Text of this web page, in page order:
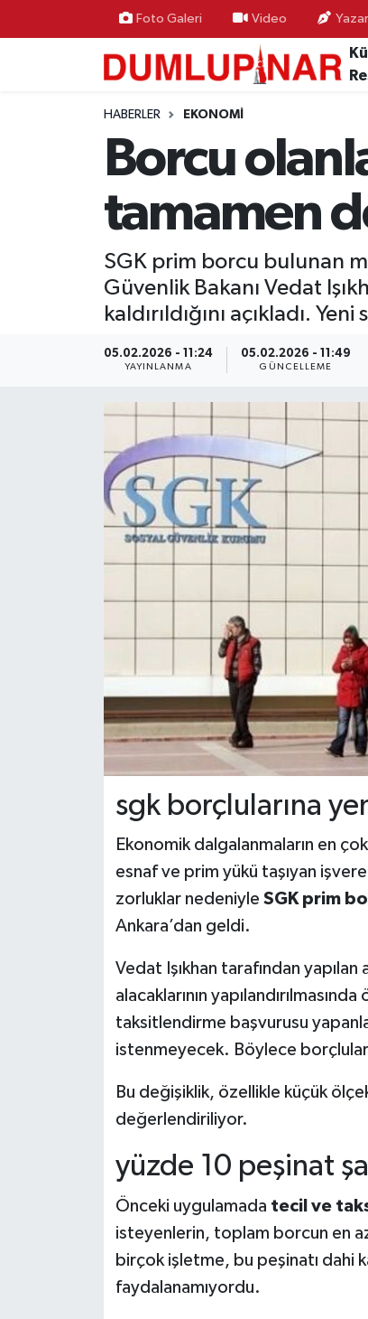
Foto Galeri Video
HABERLER EKONOMI
Borcu
tamamen
SGK prim borcu bulunan
Güvenlik Bakanı Vedat
kaldırıldığını açıkladı.
05.02.2026 - 11:24
YAYINLANMA
05.02.2026 - 11:49
GÜNCELLEME
sgk borçlularına
Ekonomik dalgalanmaların en
esnaf ve prim yükü taşıyan
zorluklar nedeniyle SGK prim
Ankara’dan geldi.
Vedat Işıkhan tarafından yapılan
alacaklarının
taksitlendirme başvurusu
istenmeyecek. Böylece
Bu değişiklik, özellikle küçük
değerlendiriliyor.
yüzde 10 peşinat
Önceki uygulamada tecil ve
isteyenlerin, toplam borcun en
birçok işletme, bu peşinatı dahi
faydalanamıyordu.
Ekonomi
Haber İlanlar
Kültür-Sanat
Seri İlan
Siyaset
Kütahya Hava Durumu
Kütahya Trafik Yoğunluk Haritası
Süper Lig Puan Durumu ve Fikstür
Tüm Manşetler
Son Dakika Haberleri
Haber Arşivi